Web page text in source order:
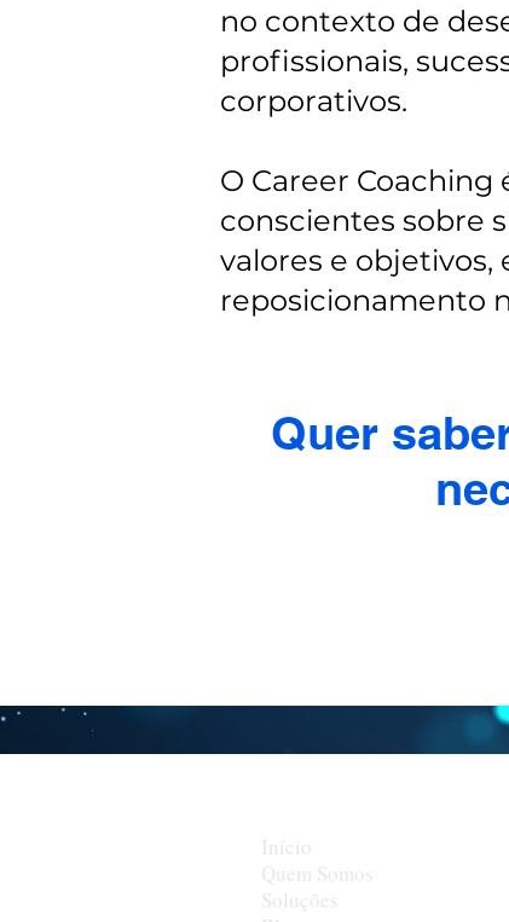
no contexto de
profissionais,
corporativos.​
O Career
conscientes sobre
valores e
reposicionamento
Quer
Início
Quem Somos
Soluções